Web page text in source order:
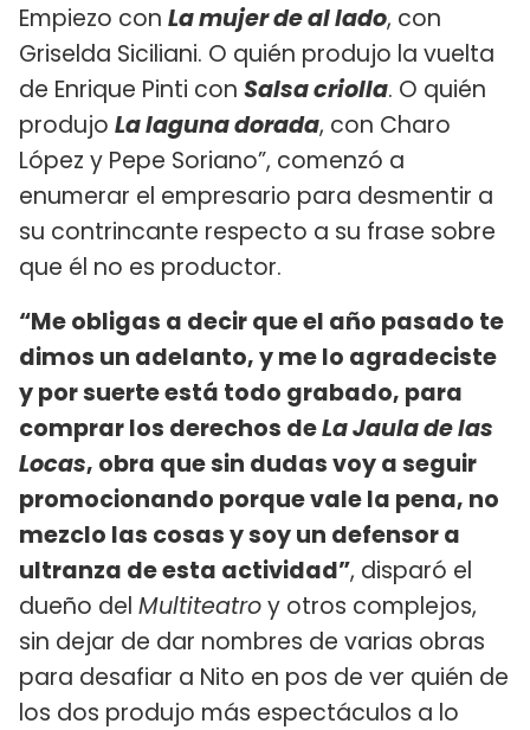
Empiezo con La mujer de al lado, con
Griselda Siciliani. O quién produjo la vuelta
de Enrique Pinti con Salsa criolla. O quién
produjo La laguna dorada, con Charo
López y Pepe Soriano”, comenzó a
enumerar el empresario para desmentir a
su contrincante respecto a su frase sobre
que él no es productor.
“Me obligas a decir que el año pasado te
dimos un adelanto, y me lo agradeciste
y por suerte está todo grabado, para
comprar los derechos deLa Jaula de las
Locas, obra que sin dudas voy a seguir
promocionando porque vale la pena, no
mezclo las cosas y soy un defensor a
ultranza de esta actividad”, disparó el
dueño del Multiteatroy otros complejos,
sin dejar de dar nombres de varias obras
para desafiar a Nito en pos de ver quién de
los dos produjo más espectáculos a lo